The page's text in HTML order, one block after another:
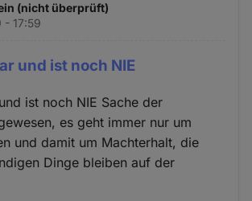
(nicht überprüft)
- 17:59
und ist noch NIE
ist noch NIE Sache der
es geht immer nur um
und damit um Machterhalt, die
Dinge bleiben auf der